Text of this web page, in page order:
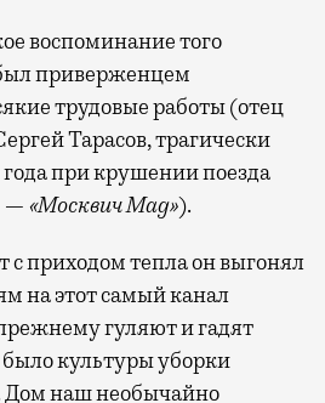
воспоминание того
приверженцем
трудовые работы (отец
Тарасов, трагически
при крушении поезда
— «Москвич Mag»).
с приходом тепла он выгонял
на этот самый канал
гуляют и гадят
было культуры уборки
Дом наш необычайно